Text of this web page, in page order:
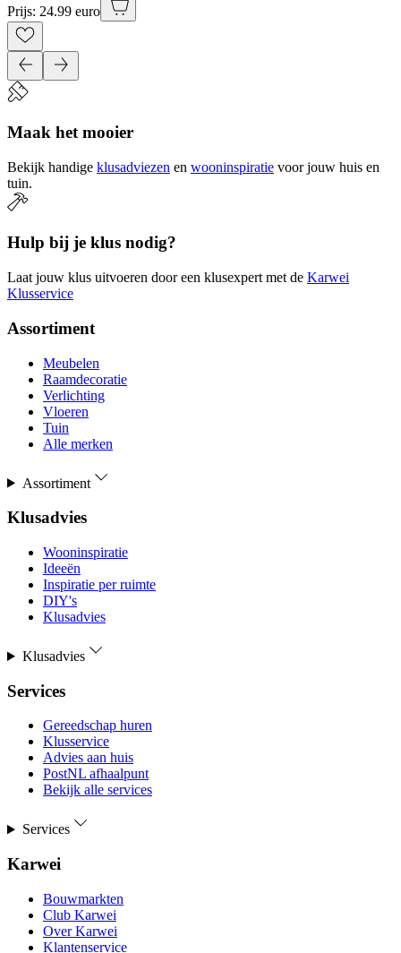
Prijs: 24.99 euro
Maak het mooier
Bekijk handige klusadviezen en wooninspiratie voor jouw huis en
tuin.
Hulp bij je klus nodig?
Laat jouw klus uitvoeren door een klusexpert met de Karwei
Klusservice
Assortiment
Meubelen
Raamdecoratie
Verlichting
Vloeren
Tuin
Alle merken
Assortiment
Klusadvies
Wooninspiratie
Ideeën
Inspiratie per ruimte
DIY's
Klusadvies
Klusadvies
Services
Gereedschap huren
Klusservice
Advies aan huis
PostNL afhaalpunt
Bekijk alle services
Services
Karwei
Bouwmarkten
Club Karwei
Over Karwei
Klantenservice